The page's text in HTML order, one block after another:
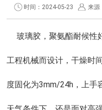
时间：2024-05-23 来源
玻璃胶，聚氨酯耐候性
工程机械而设计，干燥时
度固化为3mm/24h，上手